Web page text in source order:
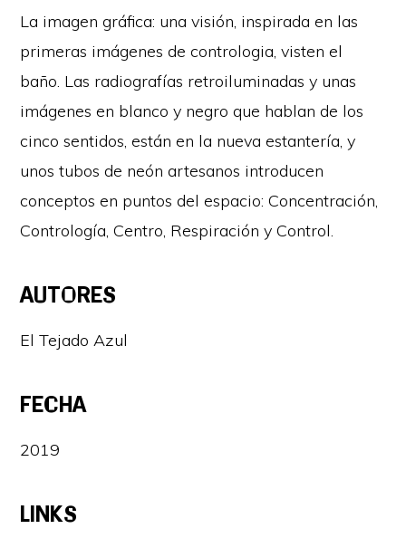
La imagen gráfica: una visión, inspirada en las
primeras imágenes de contrologia, visten el
baño. Las radiografías retroiluminadas y unas
imágenes en blanco y negro que hablan de los
cinco sentidos, están en la nueva estantería, y
unos tubos de neón artesanos introducen
conceptos en puntos del espacio: Concentración,
Contrología, Centro, Respiración y Control.
AUTORES
El Tejado Azul
FECHA
2019
LINKS